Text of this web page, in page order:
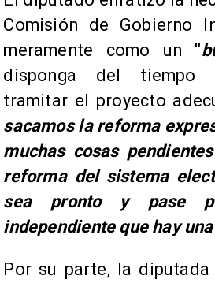
Comisión de Gobierno
meramente como un "
disponga del tiempo
tramitar el proyecto
sacamos la reforma
muchas cosas
reforma del sistema
sea pronto y pase
independiente que hay
Por su parte, la diputada